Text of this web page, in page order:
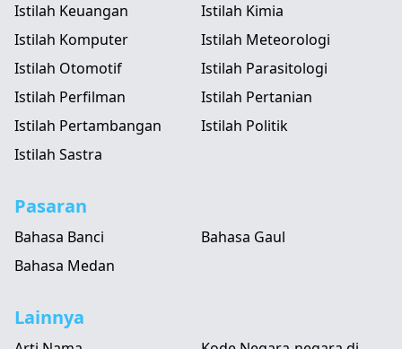
Istilah Keuangan
Istilah Kimia
Istilah Komputer
Istilah Meteorologi
Istilah Otomotif
Istilah Parasitologi
Istilah Perfilman
Istilah Pertanian
Istilah Pertambangan
Istilah Politik
Istilah Sastra
Pasaran
Bahasa Banci
Bahasa Gaul
Bahasa Medan
Lainnya